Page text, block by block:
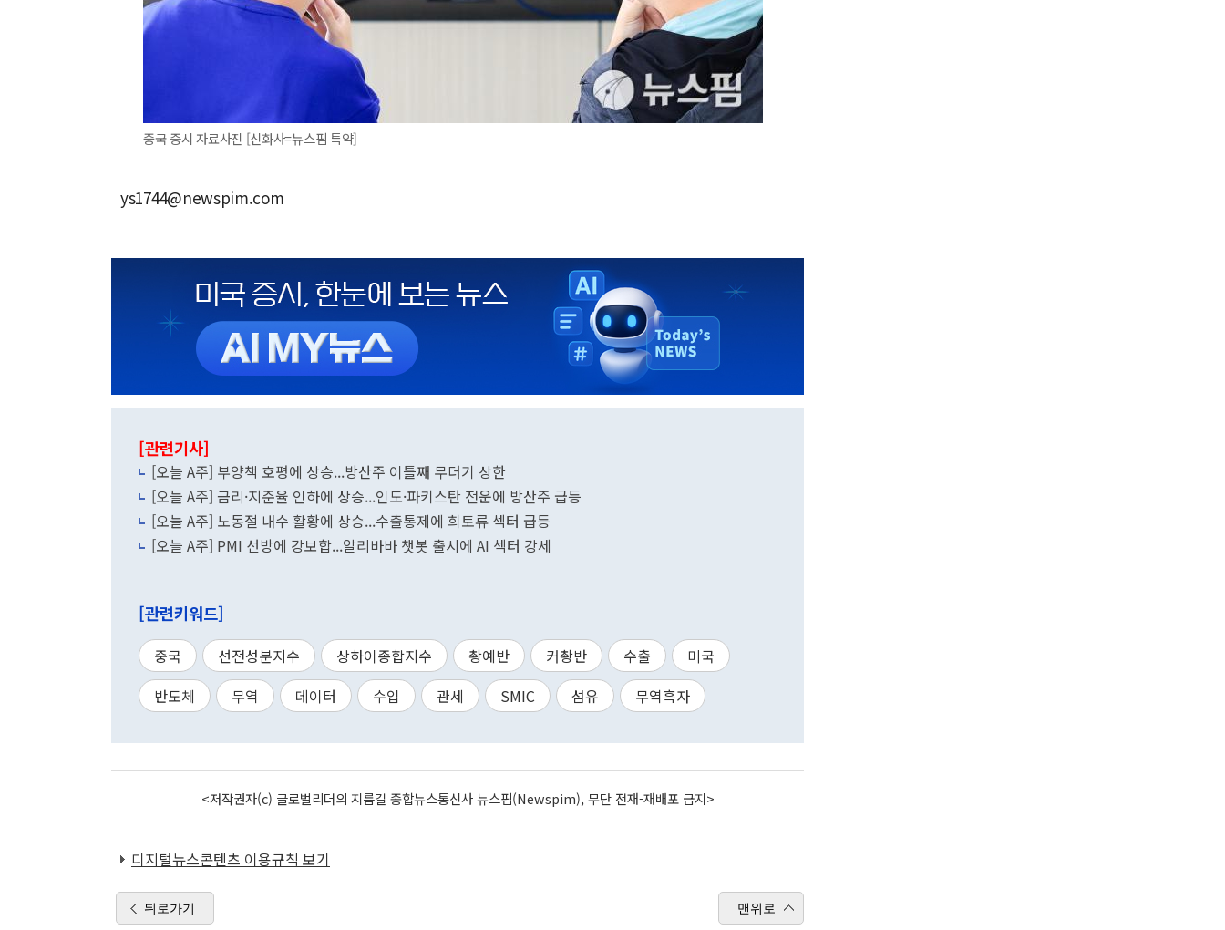
중국 증시 자료사진 [신화사=뉴스핌 특약]
ys1744@newspim.com
[관련기사]
[오늘 A주] 부양책 호평에 상승...방산주 이틀째 무더기 상한
[오늘 A주] 금리·지준율 인하에 상승...인도·파키스탄 전운에 방산주 급등
[오늘 A주] 노동절 내수 활황에 상승...수출통제에 희토류 섹터 급등
[오늘 A주] PMI 선방에 강보합...알리바바 챗봇 출시에 AI 섹터 강세
[관련키워드]
중국 선전성분지수 상하이종합지수 촹예반 커촹반 수출
미국
반도체
무역 데이터 수입 관세 SMIC 섬유 무역흑자
<저작권자(c) 글로벌리더의 지름길 종합뉴스통신사 뉴스핌(Newspim), 무단 전재-재배포 금지>
디지털뉴스콘텐츠 이용규칙 보기
뒤로가기 맨위로